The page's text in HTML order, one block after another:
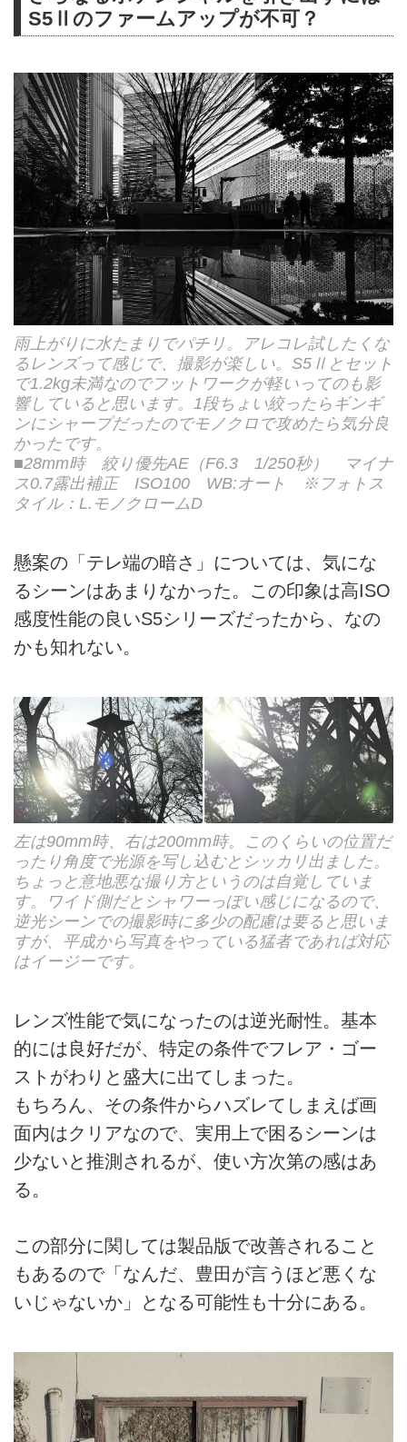
S5Ⅱのファームアップが不可？
雨上がりに水たまりでパチリ。アレコレ試したくな
るレンズって感じで、撮影が楽しい。S5Ⅱとセット
で1.2kg未満なのでフットワークが軽いってのも影
響していると思います。1段ちょい絞ったらギンギ
ンにシャープだったのでモノクロで攻めたら気分良
かったです。
■28mm時 絞り優先AE（F6.3 1/250秒） マイナ
ス0.7露出補正 ISO100 WB:オート ※フォトス
タイル：L.モノクロームD
懸案の「テレ端の暗さ」については、気にな
るシーンはあまりなかった。この印象は高ISO
感度性能の良いS5シリーズだったから、なの
かも知れない。
左は90mm時、右は200mm時。このくらいの位置だ
ったり角度で光源を写し込むとシッカリ出ました。
ちょっと意地悪な撮り方というのは自覚していま
す。ワイド側だとシャワーっぽい感じになるので、
逆光シーンでの撮影時に多少の配慮は要ると思いま
すが、平成から写真をやっている猛者であれば対応
はイージーです。
レンズ性能で気になったのは逆光耐性。基本
的には良好だが、特定の条件でフレア・ゴー
ストがわりと盛大に出てしまった。
もちろん、その条件からハズレてしまえば画
面内はクリアなので、実用上で困るシーンは
少ないと推測されるが、使い方次第の感はあ
る。
この部分に関しては製品版で改善されること
もあるので「なんだ、豊田が言うほど悪くな
いじゃないか」となる可能性も十分にある。